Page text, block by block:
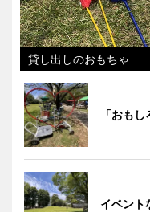
貸し出しのおもちゃ
「おもし
イベント